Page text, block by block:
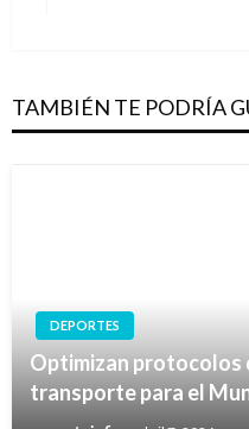
TAMBIÉN TE PODRÍA
DEPORTES
Optimizan protocolos
transporte para el